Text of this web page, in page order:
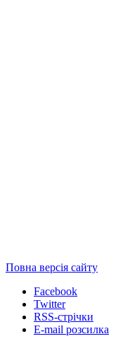
Повна версія сайту
Facebook
Twitter
RSS-стрічки
E-mail розсилка